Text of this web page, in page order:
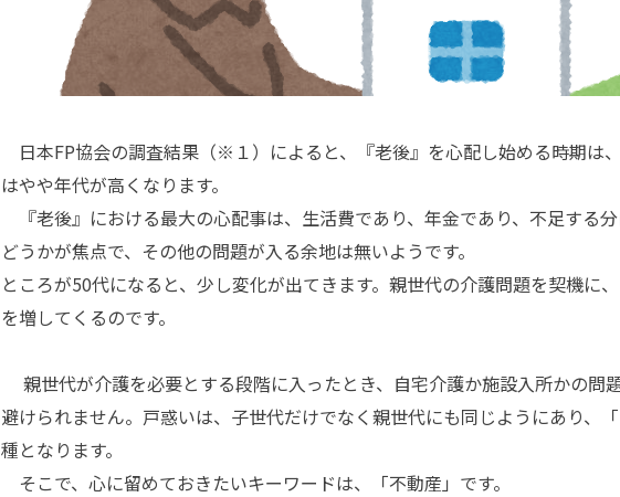
日本FP協会の調査結果（※１）によると、『老後』を心配し始める時期は
はやや年代が高くなります。
『老後』における最大の心配事は、生活費であり、年金であり、不足する
どうかが焦点で、その他の問題が入る余地は無いようです。
ところが50代になると、少し変化が出てきます。親世代の介護問題を契機に
を増してくるのです。
親世代が介護を必要とする段階に入ったとき、自宅介護か施設入所かの問
避けられません。戸惑いは、子世代だけでなく親世代にも同じようにあり、
種となります。
そこで、心に留めておきたいキーワードは、「不動産」です。